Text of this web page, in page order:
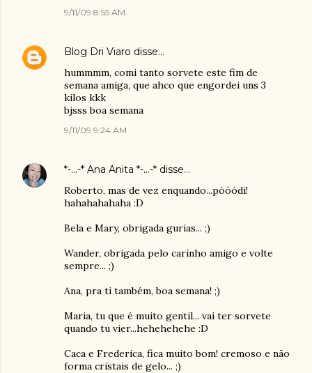
9/11/09 8:55 AM
Blog Dri Viaro disse…
hummmm, comi tanto sorvete este fim de
semana amiga, que ahco que engordei uns 3
kilos kkk
bjsss boa semana
9/11/09 9:24 AM
*-...-* Ana Anita *-...-* disse…
Roberto, mas de vez enquando...póóódi!
hahahahahaha :D
Bela e Mary, obrigada gurias... ;)
Wander, obrigada pelo carinho amigo e volte
sempre... ;)
Ana, pra ti também, boa semana! ;)
Maria, tu que é muito gentil... vai ter sorvete
quando tu vier...hehehehehe :D
Caca e Frederica, fica muito bom! cremoso e não
forma cristais de gelo... ;)